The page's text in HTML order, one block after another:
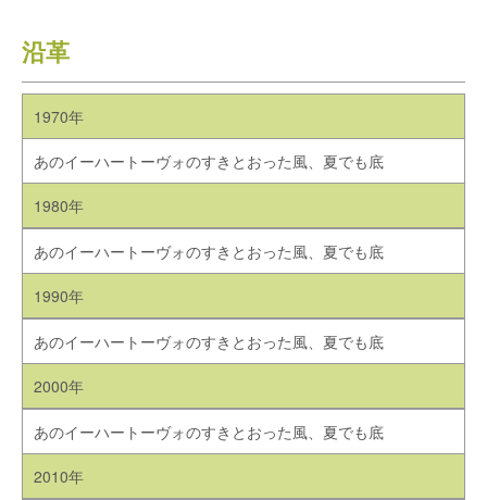
沿革
1970年
あのイーハートーヴォのすきとおった風、夏でも底
1980年
あのイーハートーヴォのすきとおった風、夏でも底
1990年
あのイーハートーヴォのすきとおった風、夏でも底
2000年
あのイーハートーヴォのすきとおった風、夏でも底
2010年